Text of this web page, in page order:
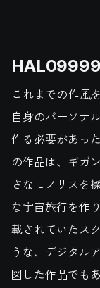
これまでの作風
自身のパーソナ
作る必要があっ
の作品は、ギガ
さなモノリスを
な宇宙旅行を作
載されていたス
うな、デジタル
図した作品でも